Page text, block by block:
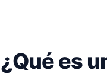
¿Qué es